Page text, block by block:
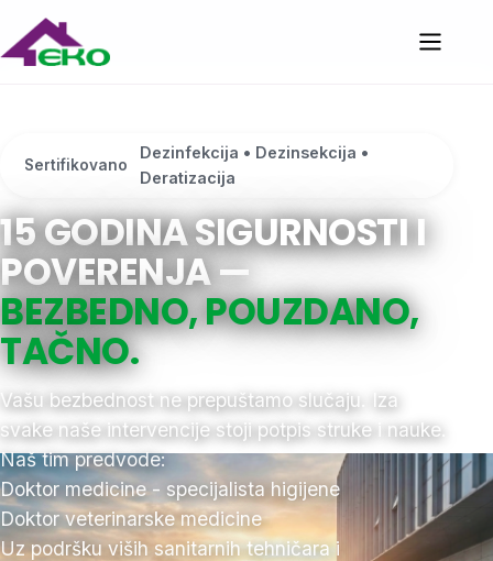
Sertifikovano
Dezinfekcija • Dezinsekcija •
Deratizacija
15 GODINA SIGURNOSTI I
POVERENJA —
BEZBEDNO, POUZDANO,
TAČNO.
Vašu bezbednost ne prepuštamo slučaju. Iza
svake naše intervencije stoji potpis struke i nauke.
Naš tim predvode:
Doktor medicine - specijalista higijene
Doktor veterinarske medicine
Uz podršku viših sanitarnih tehničara i